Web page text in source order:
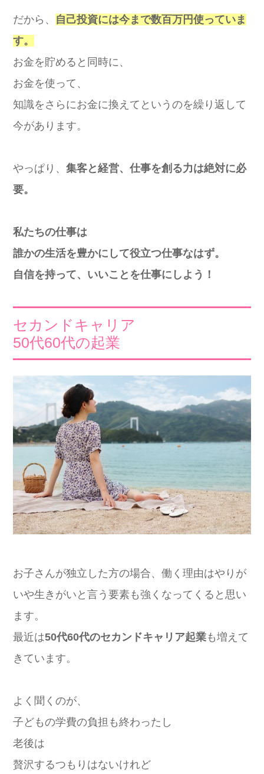
だから、 自己投資には今まで数百万円使っていま
す。
お金を貯めると同時に、
お金を使って、
知識をさらにお金に換えてというのを繰り返して
今があります。
やっぱり、 集客と経営、仕事を創る力は絶対に必
要。
私たちの仕事は
誰かの生活を豊かにして役立つ仕事なはず。
自信を持って、いいことを仕事にしよう！
セカンドキャリア
50代60代の起業
お子さんが独立した方の場合、働く理由はやりが
いや生きがいと言う要素も強くなってくると思い
ます。
最近は50代60代のセカンドキャリア起業も増えて
きています。
よく聞くのが、
子どもの学費の負担も終わったし
老後は
贅沢するつもりはないけれど